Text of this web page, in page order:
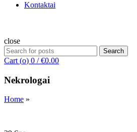
Kontaktai
close
Search
for:
Search
Cart (o) 0 / €0.00
Nekrologai
Home »